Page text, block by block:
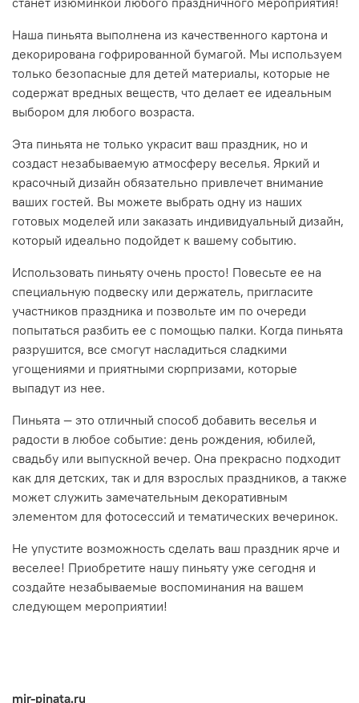
Наша пиньята выполнена из качественного картона и
декорирована гофрированной бумагой. Мы используем
только безопасные для детей материалы, которые не
содержат вредных веществ, что делает ее идеальным
выбором для любого возраста.
Эта пиньята не только украсит ваш праздник, но и
создаст незабываемую атмосферу веселья. Яркий и
красочный дизайн обязательно привлечет внимание
ваших гостей. Вы можете выбрать одну из наших
готовых моделей или заказать индивидуальный дизайн,
который идеально подойдет к вашему событию.
Использовать пиньяту очень просто! Повесьте ее на
специальную подвеску или держатель, пригласите
участников праздника и позвольте им по очереди
попытаться разбить ее с помощью палки. Когда пиньята
разрушится, все смогут насладиться сладкими
угощениями и приятными сюрпризами, которые
выпадут из нее.
Пиньята — это отличный способ добавить веселья и
радости в любое событие: день рождения, юбилей,
свадьбу или выпускной вечер. Она прекрасно подходит
как для детских, так и для взрослых праздников, а также
может служить замечательным декоративным
элементом для фотосессий и тематических вечеринок.
Не упустите возможность сделать ваш праздник ярче и
веселее! Приобретите нашу пиньяту уже сегодня и
создайте незабываемые воспоминания на вашем
следующем мероприятии!
mir-pinata.ru